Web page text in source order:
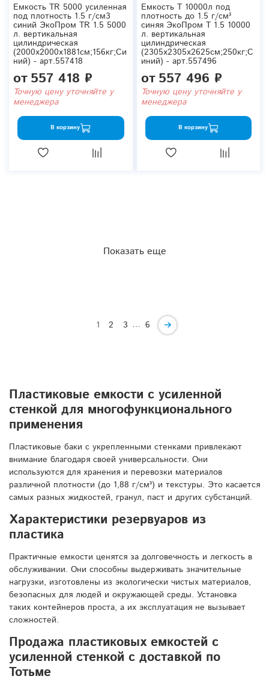
Емкость TR 5000 усиленная
под плотность 1.5 г/см3
синий ЭкоПром TR 1.5 5000
л. вертикальная
цилиндрическая
(2000x2000x1881см;156кг;Си
ний) - арт.557418
от557 418 ₽
Точную цену уточняйте у
менеджера
В корзину
Емкость T 10000л под
плотность до 1.5 г/см³
синяя ЭкоПром T 1.5 10000
л. вертикальная
цилиндрическая
(2305x2305x2625см;250кг;С
иний) - арт.557496
от557 496 ₽
Точную цену уточняйте у
менеджера
В корзину
Показать еще
1 2 3 … 6
Пластиковые емкости с усиленной
стенкой для многофункционального
применения
Пластиковые баки с укрепленными стенками привлекают
внимание благодаря своей универсальности. Они
используются для хранения и перевозки материалов
различной плотности (до 1,88 г/см³) и текстуры. Это касается
самых разных жидкостей, гранул, паст и других субстанций.
Характеристики резервуаров из
пластика
Практичные емкости ценятся за долговечность и легкость в
обслуживании. Они способны выдерживать значительные
нагрузки, изготовлены из экологически чистых материалов,
безопасных для людей и окружающей среды. Установка
таких контейнеров проста, а их эксплуатация не вызывает
сложностей.
Продажа пластиковых емкостей с
усиленной стенкой с доставкой по
Тотьме